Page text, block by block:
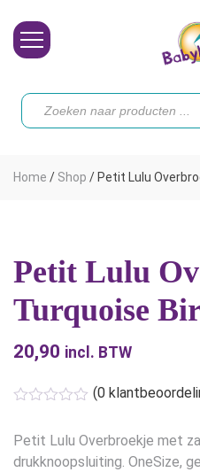
Toebehoren
Onze merken
Hoe begin ik?
Producten
zoeken
Home / Shop / Petit Lulu
Petit Lulu
Turquoise
20,90 incl. BTW
(0
Petit Lulu Overbroekje met
drukknoopsluiting. OneSize,